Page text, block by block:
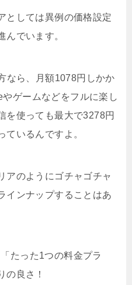
としては異例の価格設定
んでいます。
なら、月額1078円しかか
ゲームなどをフルに楽し
を使っても最大で3278円
ているんですよ。
アのようにゴチャゴチャ
インナップすることはあ
たった1つの料金プラ
の良さ！